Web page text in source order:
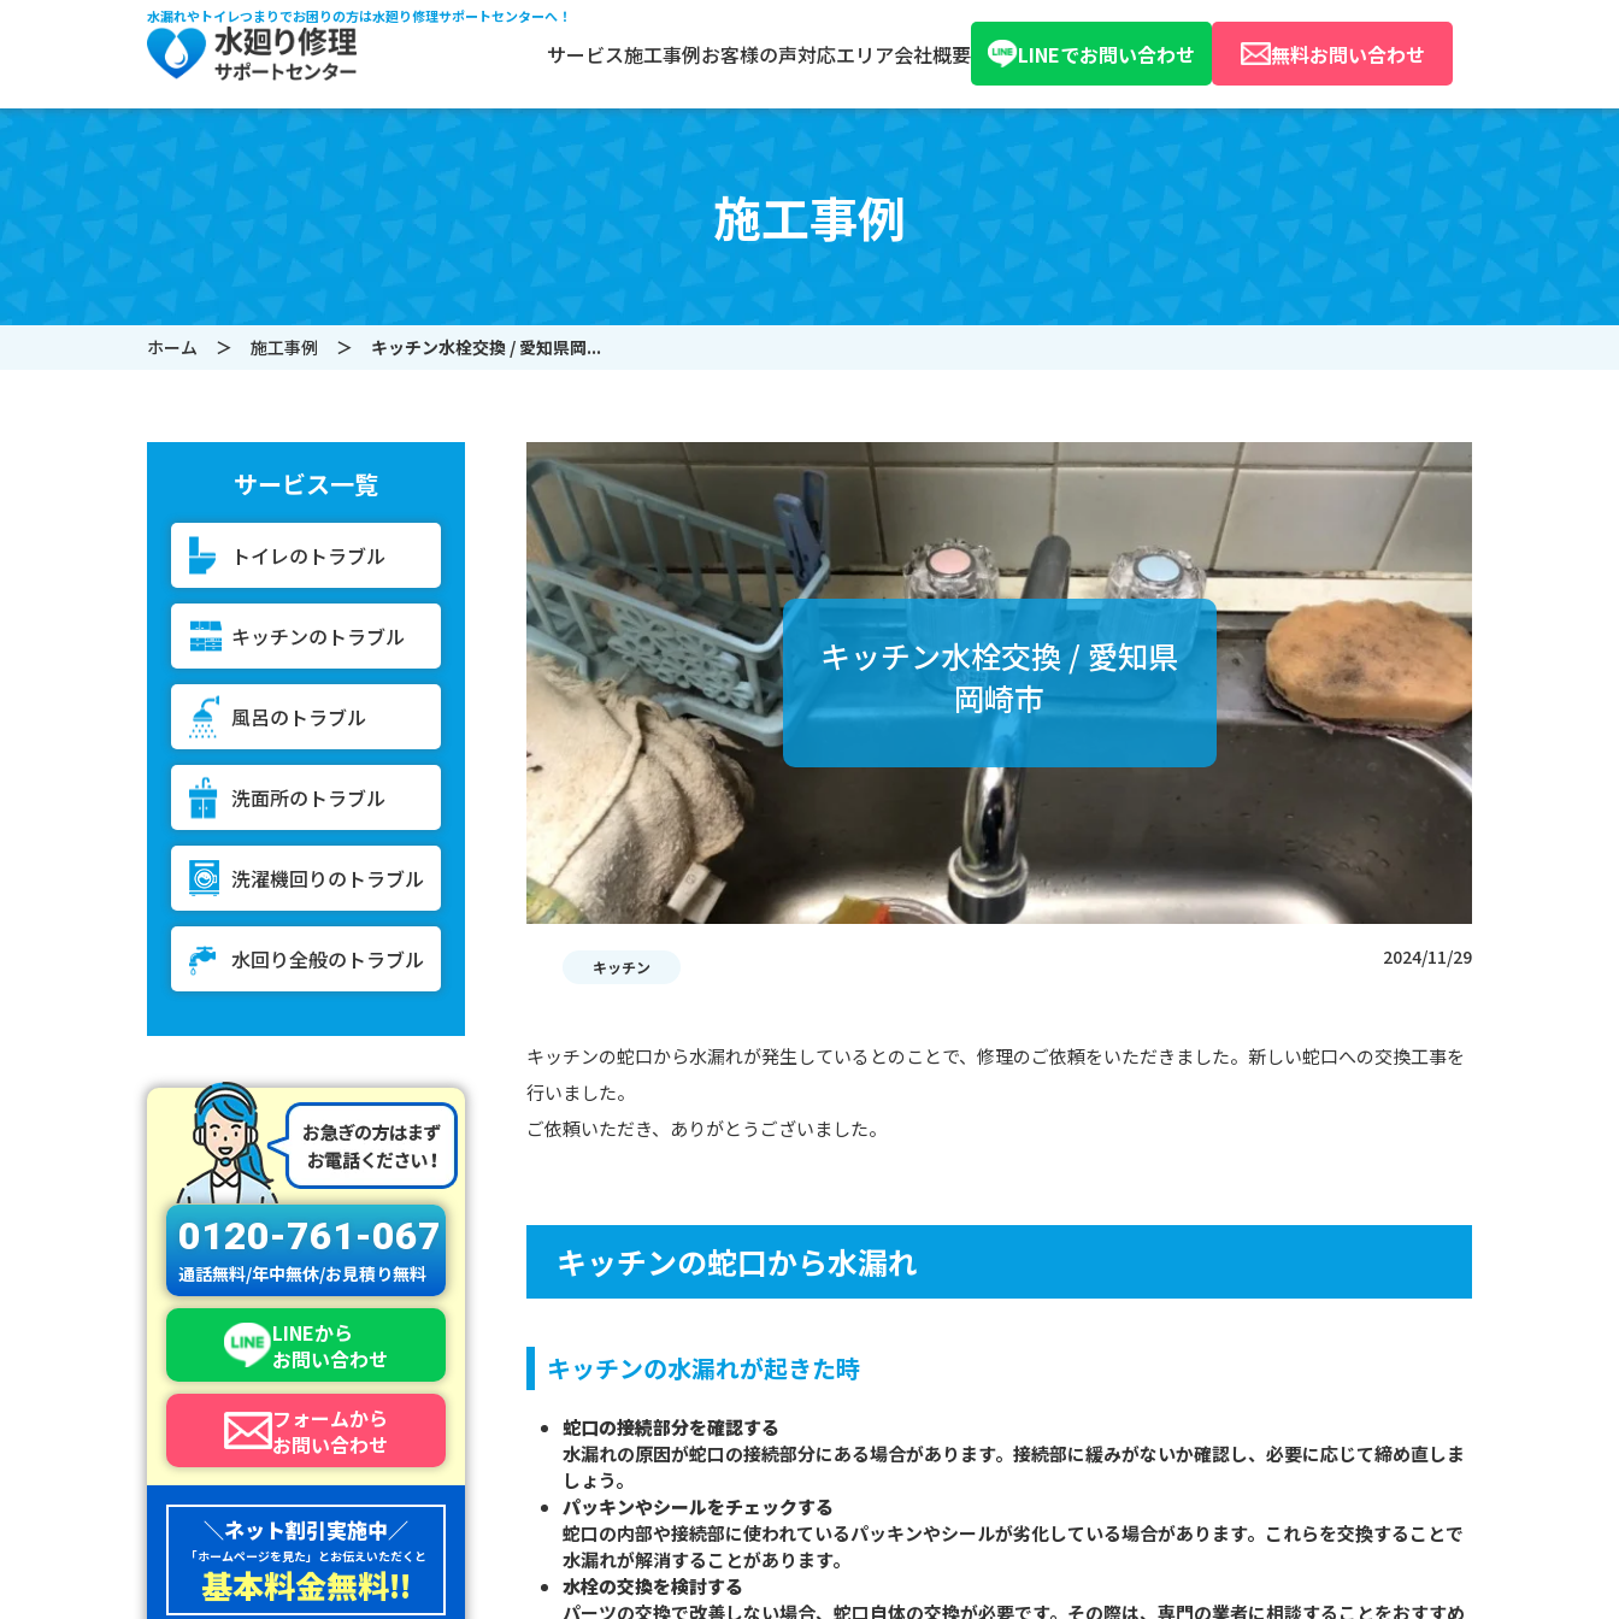
水漏れやトイレつまりでお困りの方は水廻り修理サポートセンターへ！
サービス施工事例お客様の声対応エリア会社概要 LINEでお問い合わせ 無料お問い合わせ
施工事例
ホーム 施工事例 キッチン水栓交換 / 愛知県岡...
サービス一覧
トイレのトラブル
キッチンのトラブル
風呂のトラブル
洗面所のトラブル
洗濯機回りのトラブル
水回り全般のトラブル
0120-761-067
通話無料/年中無休/お見積り無料
LINEから
お問い合わせ
フォームから
お問い合わせ
＼ネット割引実施中／
「ホームページを見た」とお伝えいただくと
基本料金無料!!
キッチン水栓交換 / 愛知県
岡崎市
キッチン 2024/11/29
キッチンの蛇口から水漏れが発生しているとのことで、修理のご依頼をいただきました。新しい蛇口への交換工事を
行いました。
ご依頼いただき、ありがとうございました。
キッチンの蛇口から水漏れ
キッチンの水漏れが起きた時
蛇口の接続部分を確認する
水漏れの原因が蛇口の接続部分にある場合があります。接続部に緩みがないか確認し、必要に応じて締め直しま
しょう。
パッキンやシールをチェックする
蛇口の内部や接続部に使われているパッキンやシールが劣化している場合があります。これらを交換することで
水漏れが解消することがあります。
水栓の交換を検討する
パーツの交換で改善しない場合、蛇口自体の交換が必要です。その際は、専門の業者に相談することをおすすめ